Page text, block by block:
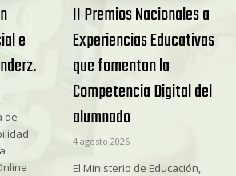
e
de
II Premios Nacionales a
Experiencias Educativas
que fomentan la
Competencia Digital del
alumnado
4 agosto 2026
El Ministerio de Educación,